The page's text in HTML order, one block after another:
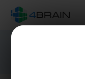
Подарим